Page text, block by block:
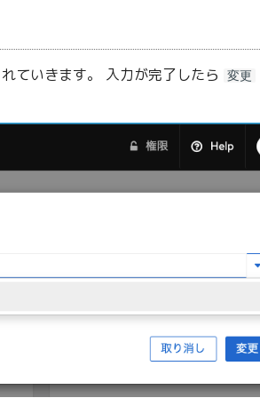
ていきます。 入力が完了したら 変更